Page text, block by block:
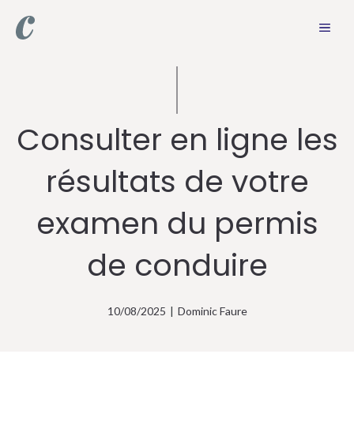
Consulter en ligne les
résultats de votre
examen du permis
de conduire
10/08/2025 | Dominic Faure